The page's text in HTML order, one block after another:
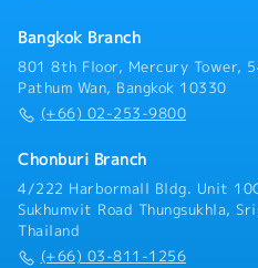
・退職金積み立て制度あり
・有給休暇：6日（最大10日
12月16日～1月15日に入社
6月16日に入社した場合は、
日、そこから、半年後の12月
間となります。
＜通勤＞
ドライバー付き社用車貸与
通勤だけでなく、休日に使用
Bangkok Branch
801 8th Floor, Mercury Tower,
Pathum Wan, Bangkok 10330
(+66) 02-253-9800
Chonburi Branch
4/222 Harbormall Bldg. Unit
Sukhumvit Road Thungsukhla,
Thailand
(+66) 03-811-1256